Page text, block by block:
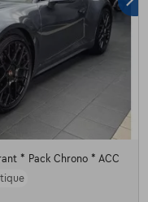
* Pack Chrono * ACC